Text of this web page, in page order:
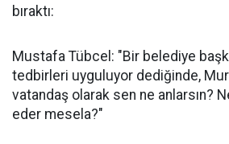
bıraktı:
Mustafa Tübcel: "Bir belediye
tedbirleri uyguluyor dediğinde,
vatandaş olarak sen ne anlarsın?
eder mesela?"